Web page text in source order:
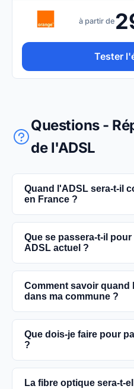
à partir de
Tester
Questions -
de l'ADSL
Quand l'ADSL sera-t-il
en France ?
L'extinction complète du
pour 2030. D'ici là, les
optique, plus rapides et
Que se passera-t-il
ADSL actuel ?
Vous pouvez continuer à
abonnement ADSL
conseillé de passer à la
possible pour une
Comment savoir quand
dans ma commune ?
Les dates précises de
selon les communes.
commune spécifique.
Que dois-je faire pour
?
Contactez votre
La fibre optique sera-t-